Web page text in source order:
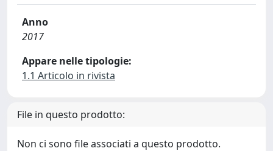
Anno
2017
Appare nelle tipologie:
1.1 Articolo in rivista
File in questo prodotto:
Non ci sono file associati a questo prodotto.